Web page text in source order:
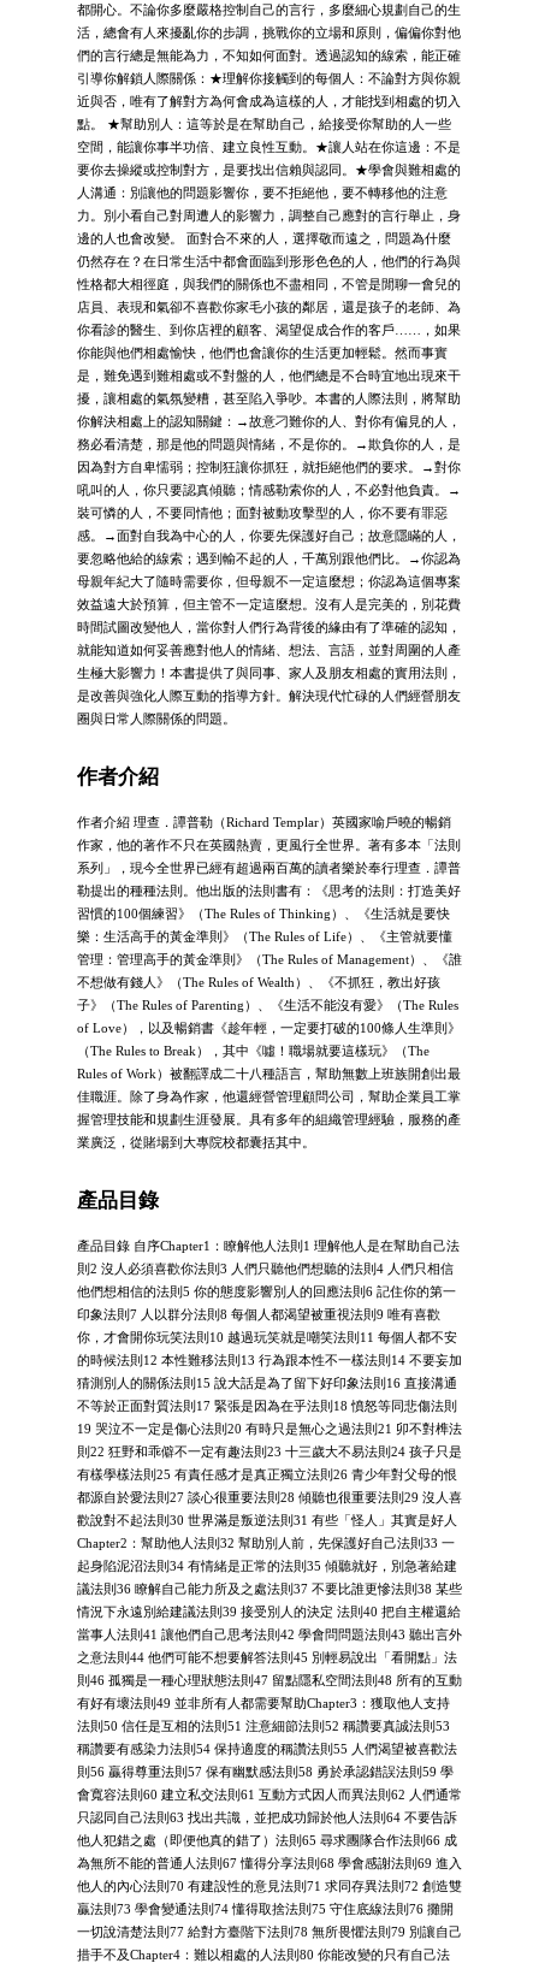
都開心。不論你多麼嚴格控制自己的言行，多麼細心規劃自己的生
活，總會有人來擾亂你的步調，挑戰你的立場和原則，偏偏你對他
們的言行總是無能為力，不知如何面對。透過認知的線索，能正確
引導你解鎖人際關係：★理解你接觸到的每個人：不論對方與你親
近與否，唯有了解對方為何會成為這樣的人，才能找到相處的切入
點。 ★幫助別人：這等於是在幫助自己，給接受你幫助的人一些
空間，能讓你事半功倍、建立良性互動。★讓人站在你這邊：不是
要你去操縱或控制對方，是要找出信賴與認同。★學會與難相處的
人溝通：別讓他的問題影響你，要不拒絕他，要不轉移他的注意
力。別小看自己對周遭人的影響力，調整自己應對的言行舉止，身
邊的人也會改變。 面對合不來的人，選擇敬而遠之，問題為什麼
仍然存在？在日常生活中都會面臨到形形色色的人，他們的行為與
性格都大相徑庭，與我們的關係也不盡相同，不管是閒聊一會兒的
店員、表現和氣卻不喜歡你家毛小孩的鄰居，還是孩子的老師、為
你看診的醫生、到你店裡的顧客、渴望促成合作的客戶……，如果
你能與他們相處愉快，他們也會讓你的生活更加輕鬆。然而事實
是，難免遇到難相處或不對盤的人，他們總是不合時宜地出現來干
擾，讓相處的氣氛變糟，甚至陷入爭吵。本書的人際法則，將幫助
你解決相處上的認知關鍵：→故意刁難你的人、對你有偏見的人，
務必看清楚，那是他的問題與情緒，不是你的。→欺負你的人，是
因為對方自卑懦弱；控制狂讓你抓狂，就拒絕他們的要求。→對你
吼叫的人，你只要認真傾聽；情感勒索你的人，不必對他負責。→
裝可憐的人，不要同情他；面對被動攻擊型的人，你不要有罪惡
感。→面對自我為中心的人，你要先保護好自己；故意隱瞞的人，
要忽略他給的線索；遇到輸不起的人，千萬別跟他們比。→你認為
母親年紀大了隨時需要你，但母親不一定這麼想；你認為這個專案
效益遠大於預算，但主管不一定這麼想。沒有人是完美的，別花費
時間試圖改變他人，當你對人們行為背後的緣由有了準確的認知，
就能知道如何妥善應對他人的情緒、想法、言語，並對周圍的人產
生極大影響力！本書提供了與同事、家人及朋友相處的實用法則，
是改善與強化人際互動的指導方針。解決現代忙碌的人們經營朋友
圈與日常人際關係的問題。
作者介紹
作者介紹 理查．譚普勒（Richard Templar）英國家喻戶曉的暢銷
作家，他的著作不只在英國熱賣，更風行全世界。著有多本「法則
系列」，現今全世界已經有超過兩百萬的讀者樂於奉行理查．譚普
勒提出的種種法則。他出版的法則書有：《思考的法則：打造美好
習慣的100個練習》（The Rules of Thinking）、《生活就是要快
樂：生活高手的黃金準則》（The Rules of Life）、《主管就要懂
管理：管理高手的黃金準則》（The Rules of Management）、《誰
不想做有錢人》（The Rules of Wealth）、《不抓狂，教出好孩
子》（The Rules of Parenting）、《生活不能沒有愛》（The Rules
of Love），以及暢銷書《趁年輕，一定要打破的100條人生準則》
（The Rules to Break），其中《噓！職場就要這樣玩》（The
Rules of Work）被翻譯成二十八種語言，幫助無數上班族開創出最
佳職涯。除了身為作家，他還經營管理顧問公司，幫助企業員工掌
握管理技能和規劃生涯發展。具有多年的組織管理經驗，服務的產
業廣泛，從賭場到大專院校都囊括其中。
產品目錄
產品目錄 自序Chapter1：瞭解他人法則1 理解他人是在幫助自己法
則2 沒人必須喜歡你法則3 人們只聽他們想聽的法則4 人們只相信
他們想相信的法則5 你的態度影響別人的回應法則6 記住你的第一
印象法則7 人以群分法則8 每個人都渴望被重視法則9 唯有喜歡
你，才會開你玩笑法則10 越過玩笑就是嘲笑法則11 每個人都不安
的時候法則12 本性難移法則13 行為跟本性不一樣法則14 不要妄加
猜測別人的關係法則15 說大話是為了留下好印象法則16 直接溝通
不等於正面對質法則17 緊張是因為在乎法則18 憤怒等同悲傷法則
19 哭泣不一定是傷心法則20 有時只是無心之過法則21 卯不對榫法
則22 狂野和乖僻不一定有趣法則23 十三歲大不易法則24 孩子只是
有樣學樣法則25 有責任感才是真正獨立法則26 青少年對父母的恨
都源自於愛法則27 談心很重要法則28 傾聽也很重要法則29 沒人喜
歡說對不起法則30 世界滿是叛逆法則31 有些「怪人」其實是好人
Chapter2：幫助他人法則32 幫助別人前，先保護好自己法則33 一
起身陷泥沼法則34 有情緒是正常的法則35 傾聽就好，別急著給建
議法則36 瞭解自己能力所及之處法則37 不要比誰更慘法則38 某些
情況下永遠別給建議法則39 接受別人的決定 法則40 把自主權還給
當事人法則41 讓他們自己思考法則42 學會問問題法則43 聽出言外
之意法則44 他們可能不想要解答法則45 別輕易說出「看開點」法
則46 孤獨是一種心理狀態法則47 留點隱私空間法則48 所有的互動
有好有壞法則49 並非所有人都需要幫助Chapter3：獲取他人支持
法則50 信任是互相的法則51 注意細節法則52 稱讚要真誠法則53
稱讚要有感染力法則54 保持適度的稱讚法則55 人們渴望被喜歡法
則56 贏得尊重法則57 保有幽默感法則58 勇於承認錯誤法則59 學
會寬容法則60 建立私交法則61 互動方式因人而異法則62 人們通常
只認同自己法則63 找出共識，並把成功歸於他人法則64 不要告訴
他人犯錯之處（即便他真的錯了）法則65 尋求團隊合作法則66 成
為無所不能的普通人法則67 懂得分享法則68 學會感謝法則69 進入
他人的內心法則70 有建設性的意見法則71 求同存異法則72 創造雙
贏法則73 學會變通法則74 懂得取捨法則75 守住底線法則76 攤開
一切說清楚法則77 給對方臺階下法則78 無所畏懼法則79 別讓自己
措手不及Chapter4：難以相處的人法則80 你能改變的只有自己法